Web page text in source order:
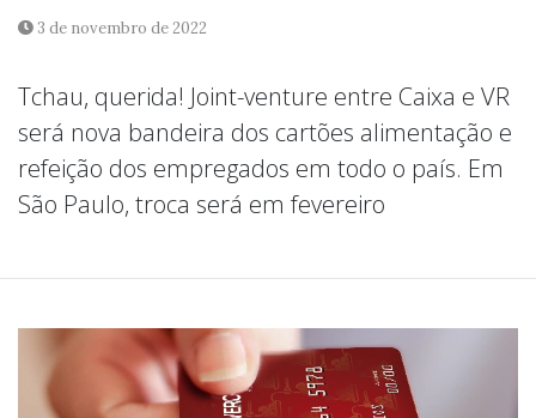
3 de novembro de 2022
Tchau, querida! Joint-venture entre Caixa e VR
será nova bandeira dos cartões alimentação e
refeição dos empregados em todo o país. Em
São Paulo, troca será em fevereiro